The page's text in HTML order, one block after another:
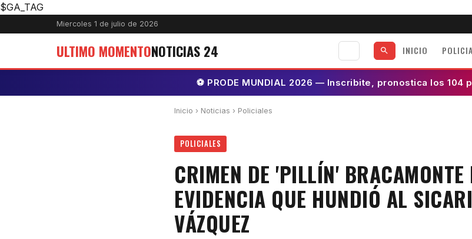
$GA_TAG
Miercoles 1 de julio de 2026
ULTIMO MOMENTONOTICIAS 24 INICIO
⚽ PRODE MUNDIAL 2026 — Inscribite, pronostica los 104
Inicio › Noticias › Policiales
POLICIALES
CRIMEN DE 'PILLÍN'
EVIDENCIA QUE HUNDIÓ AL
VÁZQUEZ